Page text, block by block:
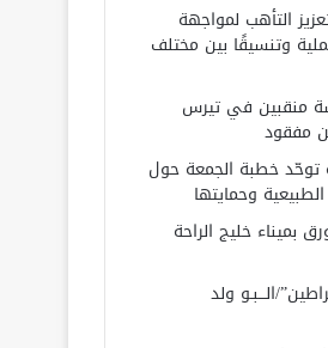
التأهب لمواجهة
وتنسيقًا بين مختلف
منقبين في تيرس
مفقود
توحّد خطبة الجمعة حول
وحمايتها
بميناء خليج الراحة
الـــبـو ولد